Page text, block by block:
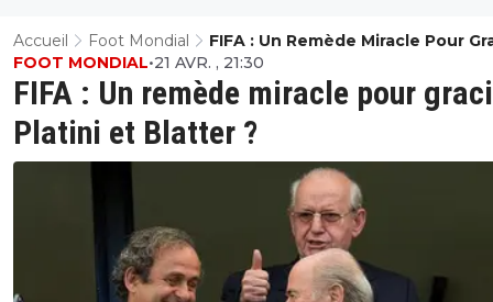
Accueil Foot Mondial
FIFA : Un Remède Miracle Pour
Platini Et Blatter ?
FIFA : Un remède miracle pour
Platini et Blatter ?
FOOT MONDIAL•21 AVR. , 21:30